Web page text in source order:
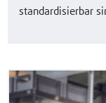
standardisierbar